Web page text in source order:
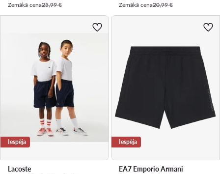
Zemākā cena25,99 €
Zemākā cena20,99 €
Iespēja
Lacoste
Iespēja
EA7 Emporio Armani